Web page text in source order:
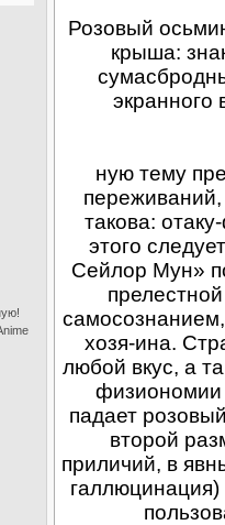
Розовый
крыша:
экранного
ную тему
такова:
этого
Сейлор Мун»
хозя-ина.
любой вкус, а
физиономии
падает
второй
приличий, в